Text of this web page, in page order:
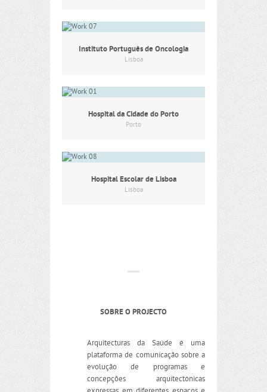
Instituto Português de Oncologia
Lisboa
Hospital da Cidade do Porto
Porto
Hospital Escolar de Lisboa
Lisboa
SOBRE O PROJECTO
Arquitecturas da Saúde é uma
plataforma de comunicação sobre a
evolução de programas e
concepções arquitectónicas